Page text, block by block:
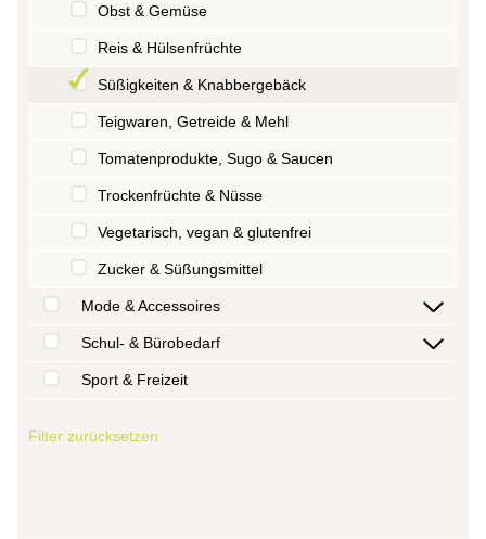
Obst & Gemüse
Reis & Hülsenfrüchte
Süßigkeiten & Knabbergebäck
Teigwaren, Getreide & Mehl
Tomatenprodukte, Sugo & Saucen
Trockenfrüchte & Nüsse
Vegetarisch, vegan & glutenfrei
Zucker & Süßungsmittel
Mode & Accessoires
Schul- & Bürobedarf
Sport & Freizeit
Filter zurücksetzen